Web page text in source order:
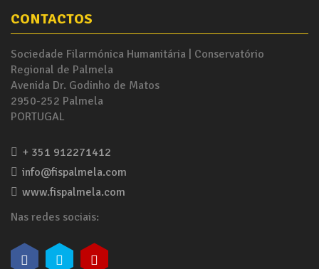
CONTACTOS
Sociedade Filarmónica Humanitária | Conservatório
Regional de Palmela
Avenida Dr. Godinho de Matos
2950-252 Palmela
PORTUGAL
+ 351 912271412
info@fispalmela.com
www.fispalmela.com
Nas redes sociais: